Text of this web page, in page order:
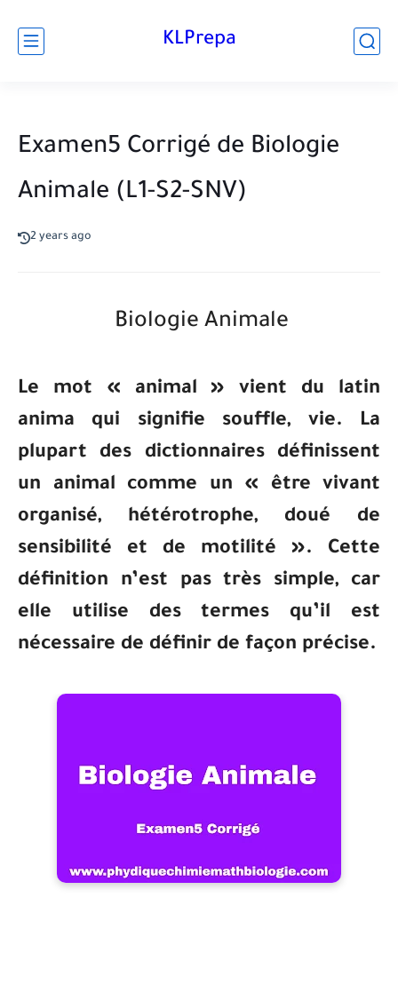
KLPrepa
Examen5 Corrigé de Biologie
Animale (L1-S2-SNV)
2 years ago
Biologie Animale
Le mot « animal » vient du latin
anima qui signifie souffle, vie. La
plupart des dictionnaires définissent
un animal comme un « être vivant
organisé, hétérotrophe, doué de
sensibilité et de motilité ». Cette
définition n’est pas très simple, car
elle utilise des termes qu’il est
nécessaire de définir de façon précise.